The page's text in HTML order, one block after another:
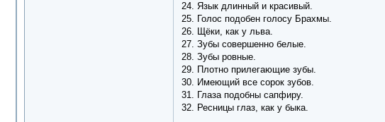
24. Язык длинный и красивый.
25. Голос подобен голосу Брахмы.
26. Щёки, как у льва.
27. Зубы совершенно белые.
28. Зубы ровные.
29. Плотно прилегающие зубы.
30. Имеющий все сорок зубов.
31. Глаза подобны сапфиру.
32. Ресницы глаз, как у быка.